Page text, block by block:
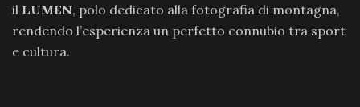
il LUMEN, polo dedicato alla fotografia di montagna,
rendendo l’esperienza un perfetto connubio tra sport
e cultura.